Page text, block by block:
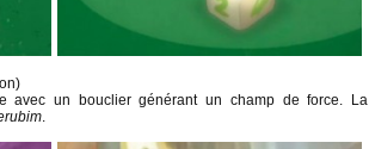
avec un bouclier générant un champ de force. La
.